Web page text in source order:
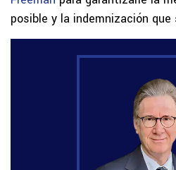
posible y la indemnización que